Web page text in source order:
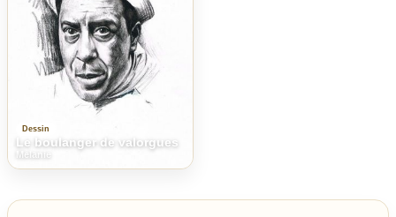
Dessin
Le boulanger de valorgues
Melanie